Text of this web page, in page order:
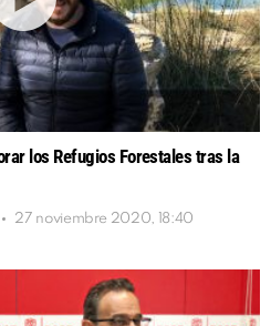
los Refugios Forestales tras la
27 noviembre 2020, 18:40